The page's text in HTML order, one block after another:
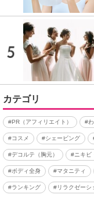
カテゴリ
#PR（アフィリエイト） #わ
#コスメ #シェービング
#デコルテ（胸元） #ニキビ
#ボディ全身 #マタニティ
#ランキング #リラクゼーシ